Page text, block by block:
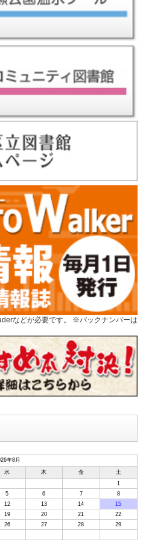
などが必要です。 ※バックナンバーは
年8月
水 木 金
土
1
5 6 7
8
12 13 14
15
19 20 21
22
26 27 28
29